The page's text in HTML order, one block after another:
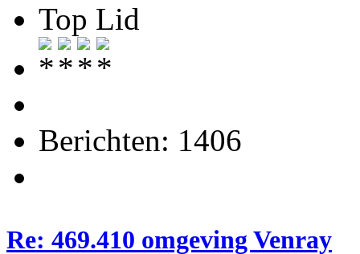
Top Lid
Berichten: 1406
Re: 469.410 omgeving Venray